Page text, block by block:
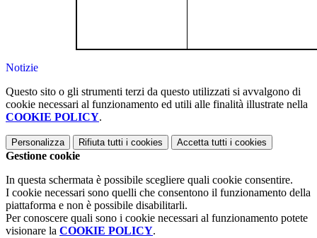
Notizie
Questo sito o gli strumenti terzi da questo utilizzati si avvalgono di
cookie necessari al funzionamento ed utili alle finalità illustrate nella
COOKIE POLICY.
Personalizza Rifiuta tutti i cookies Accetta tutti i cookies
Gestione cookie
In questa schermata è possibile scegliere quali cookie consentire.
I cookie necessari sono quelli che consentono il funzionamento della
piattaforma e non è possibile disabilitarli.
Per conoscere quali sono i cookie necessari al funzionamento potete
visionare la COOKIE POLICY.